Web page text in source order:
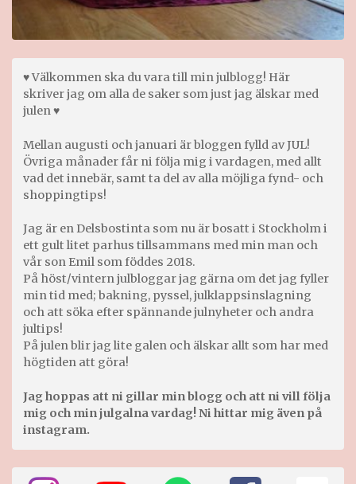
♥ Välkommen ska du vara till min julblogg! Här
skriver jag om alla de saker som just jag älskar med
julen ♥
Mellan augusti och januari är bloggen fylld av JUL!
Övriga månader får ni följa mig i vardagen, med allt
vad det innebär, samt ta del av alla möjliga fynd- och
shoppingtips!
Jag är en Delsbostinta som nu är bosatt i Stockholm i
ett gult litet parhus tillsammans med min man och
vår son Emil som föddes 2018.
På höst/vintern julbloggar jag gärna om det jag fyller
min tid med; bakning, pyssel, julklappsinslagning
och att söka efter spännande julnyheter och andra
jultips!
På julen blir jag lite galen och älskar allt som har med
högtiden att göra!
Jag hoppas att ni gillar min blogg och att ni vill följa
mig och min julgalna vardag! Ni hittar mig även på
instagram.